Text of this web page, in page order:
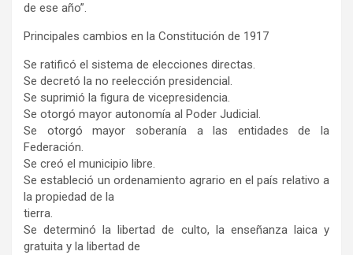
de ese año”.
Principales cambios en la Constitución de 1917
Se ratificó el sistema de elecciones directas.
Se decretó la no reelección presidencial.
Se suprimió la figura de vicepresidencia.
Se otorgó mayor autonomía al Poder Judicial.
Se otorgó mayor soberanía a las entidades de la
Federación.
Se creó el municipio libre.
Se estableció un ordenamiento agrario en el país relativo a
la propiedad de la
tierra.
Se determinó la libertad de culto, la enseñanza laica y
gratuita y la libertad de